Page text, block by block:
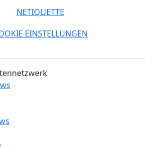
NETIQUETTE
EINSTELLUNGEN